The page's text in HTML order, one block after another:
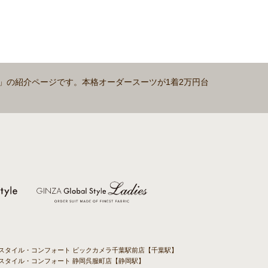
紹介ページです。本格オーダースーツが1着2万円台
タイル・コンフォート ビックカメラ千葉駅前店【千葉駅】
タイル・コンフォート 静岡呉服町店【静岡駅】